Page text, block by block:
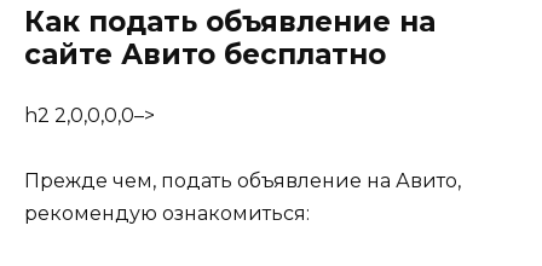
Как подать объявление на
сайте Авито бесплатно
h2 2,0,0,0,0–>
Прежде чем, подать объявление на Авито,
рекомендую ознакомиться: